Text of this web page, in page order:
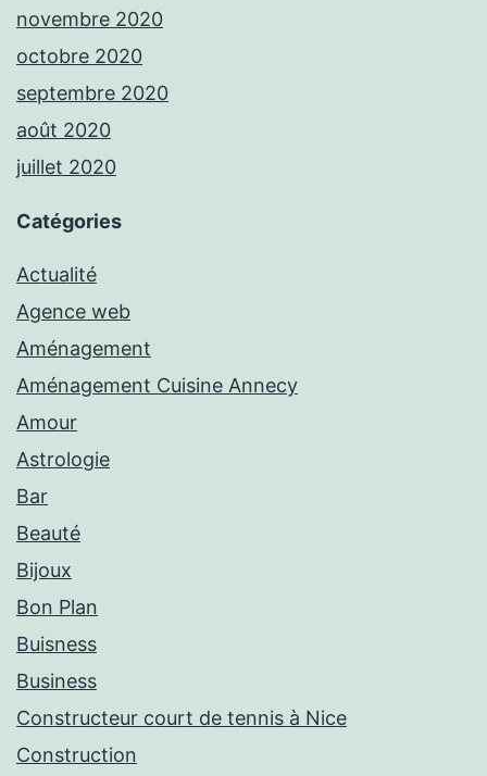
novembre 2020
octobre 2020
septembre 2020
août 2020
juillet 2020
Catégories
Actualité
Agence web
Aménagement
Aménagement Cuisine Annecy
Amour
Astrologie
Bar
Beauté
Bijoux
Bon Plan
Buisness
Business
Constructeur court de tennis à Nice
Construction